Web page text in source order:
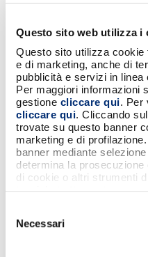
Questo sito web utilizza i
Questo sito utilizza
e di marketing, anche di
pubblicità e servizi in linea
Per maggiori informazioni
gestione cliccare qui. Per
cliccare qui. Cliccando
trovate su questo banner
marketing e di
banner mediante
determina la
di cookie o altri strumenti
delNecessari
The Contract provides for an
million, through an increase in
interest in the company's capital.
Upon completion of the
shareholder alongside the current
The partnership, in addition to the
participation of other current and
be able to participate in the
company.